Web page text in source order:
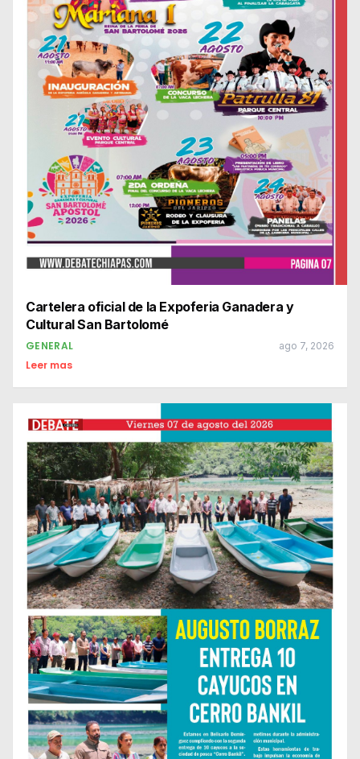
Cartelera oficial de la Expoferia Ganadera y
Cultural San Bartolomé
GENERAL ago 7, 2026
Leer mas